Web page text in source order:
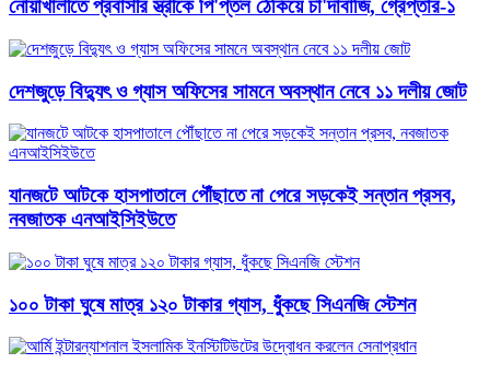
নোয়াখালীতে প্রবাসীর স্ত্রীকে পি'প্তল ঠেকিয়ে চাঁ'দাবাজি, গ্রেপ্তার-১
দেশজুড়ে বিদ্যুৎ ও গ্যাস অফিসের সামনে অবস্থান নেবে ১১ দলীয় জোট
যানজটে আটকে হাসপাতালে পৌঁছাতে না পেরে সড়কেই সন্তান প্রসব,
নবজাতক এনআইসিইউতে
১০০ টাকা ঘুষে মাত্র ১২০ টাকার গ্যাস, ধুঁকছে সিএনজি স্টেশন